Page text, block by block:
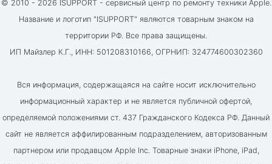
© 2010 - 2026 ISUPPORT - сервисный центр по ремонту техники Apple.
Название и логотип "ISUPPORT" являются товарным знаком на
территории РФ. Все права защищены.
ИП Майзлер К.Г., ИНН: 501208310166, ОГРНИП: 324774600302360
Вся информация, содержащаяся на сайте носит исключительно
информационный характер и не является публичной офертой,
определяемой положениями ст. 437 Гражданского Кодекса РФ. Данный
сайт не является аффилированным подразделением, авторизованным
партнером или продавцом Apple Inc. Товарные знаки iPhone, iPad,